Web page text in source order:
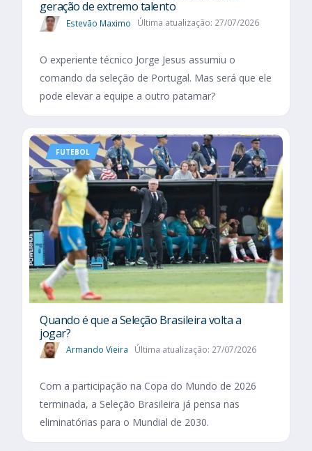
geração de extremo talento
Estevão Maximo Última atualização: 27/07/2026
O experiente técnico Jorge Jesus assumiu o
comando da seleção de Portugal. Mas será que ele
pode elevar a equipe a outro patamar?
FUTEBOL
Quando é que a Seleção Brasileira volta a
jogar?
Armando Vieira Última atualização: 27/07/2026
Com a participação na Copa do Mundo de 2026
terminada, a Seleção Brasileira já pensa nas
eliminatórias para o Mundial de 2030.